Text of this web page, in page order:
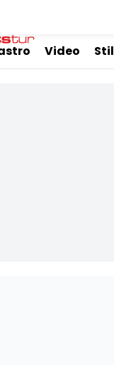
Video Stil